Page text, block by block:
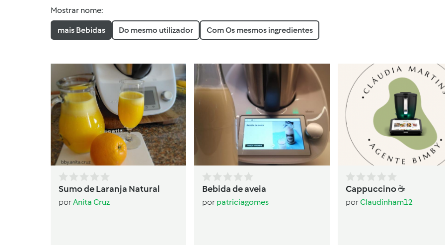
Mostrar nome:
mais Bebidas Do mesmo utilizador Com Os mesmos ingredientes
Sumo de Laranja Natural
porAnita Cruz
Bebida de aveia
por patriciagomes
Cappuccino ☕️
porClaudinham12